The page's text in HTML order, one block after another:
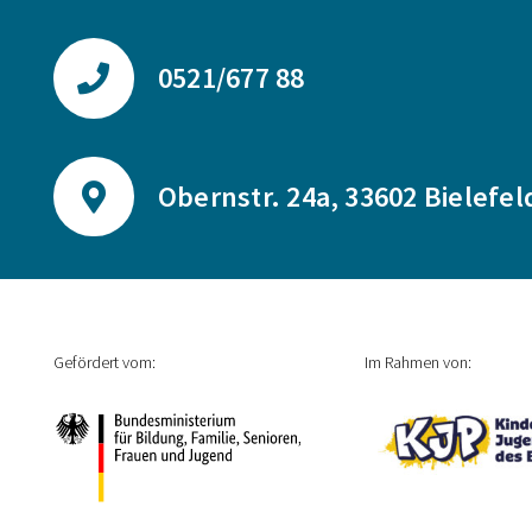
0521/677 88
Obernstr. 24a, 33602
Gefördert vom: Im Rahmen von: